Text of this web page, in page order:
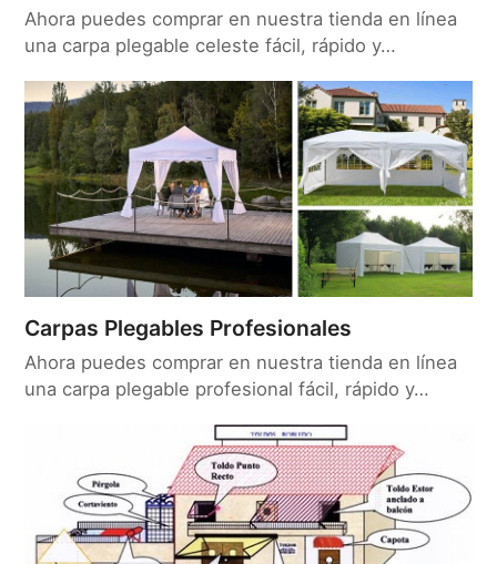
Ahora puedes comprar en nuestra tienda en línea
una carpa plegable celeste fácil, rápido y…
Carpas Plegables Profesionales
Ahora puedes comprar en nuestra tienda en línea
una carpa plegable profesional fácil, rápido y…